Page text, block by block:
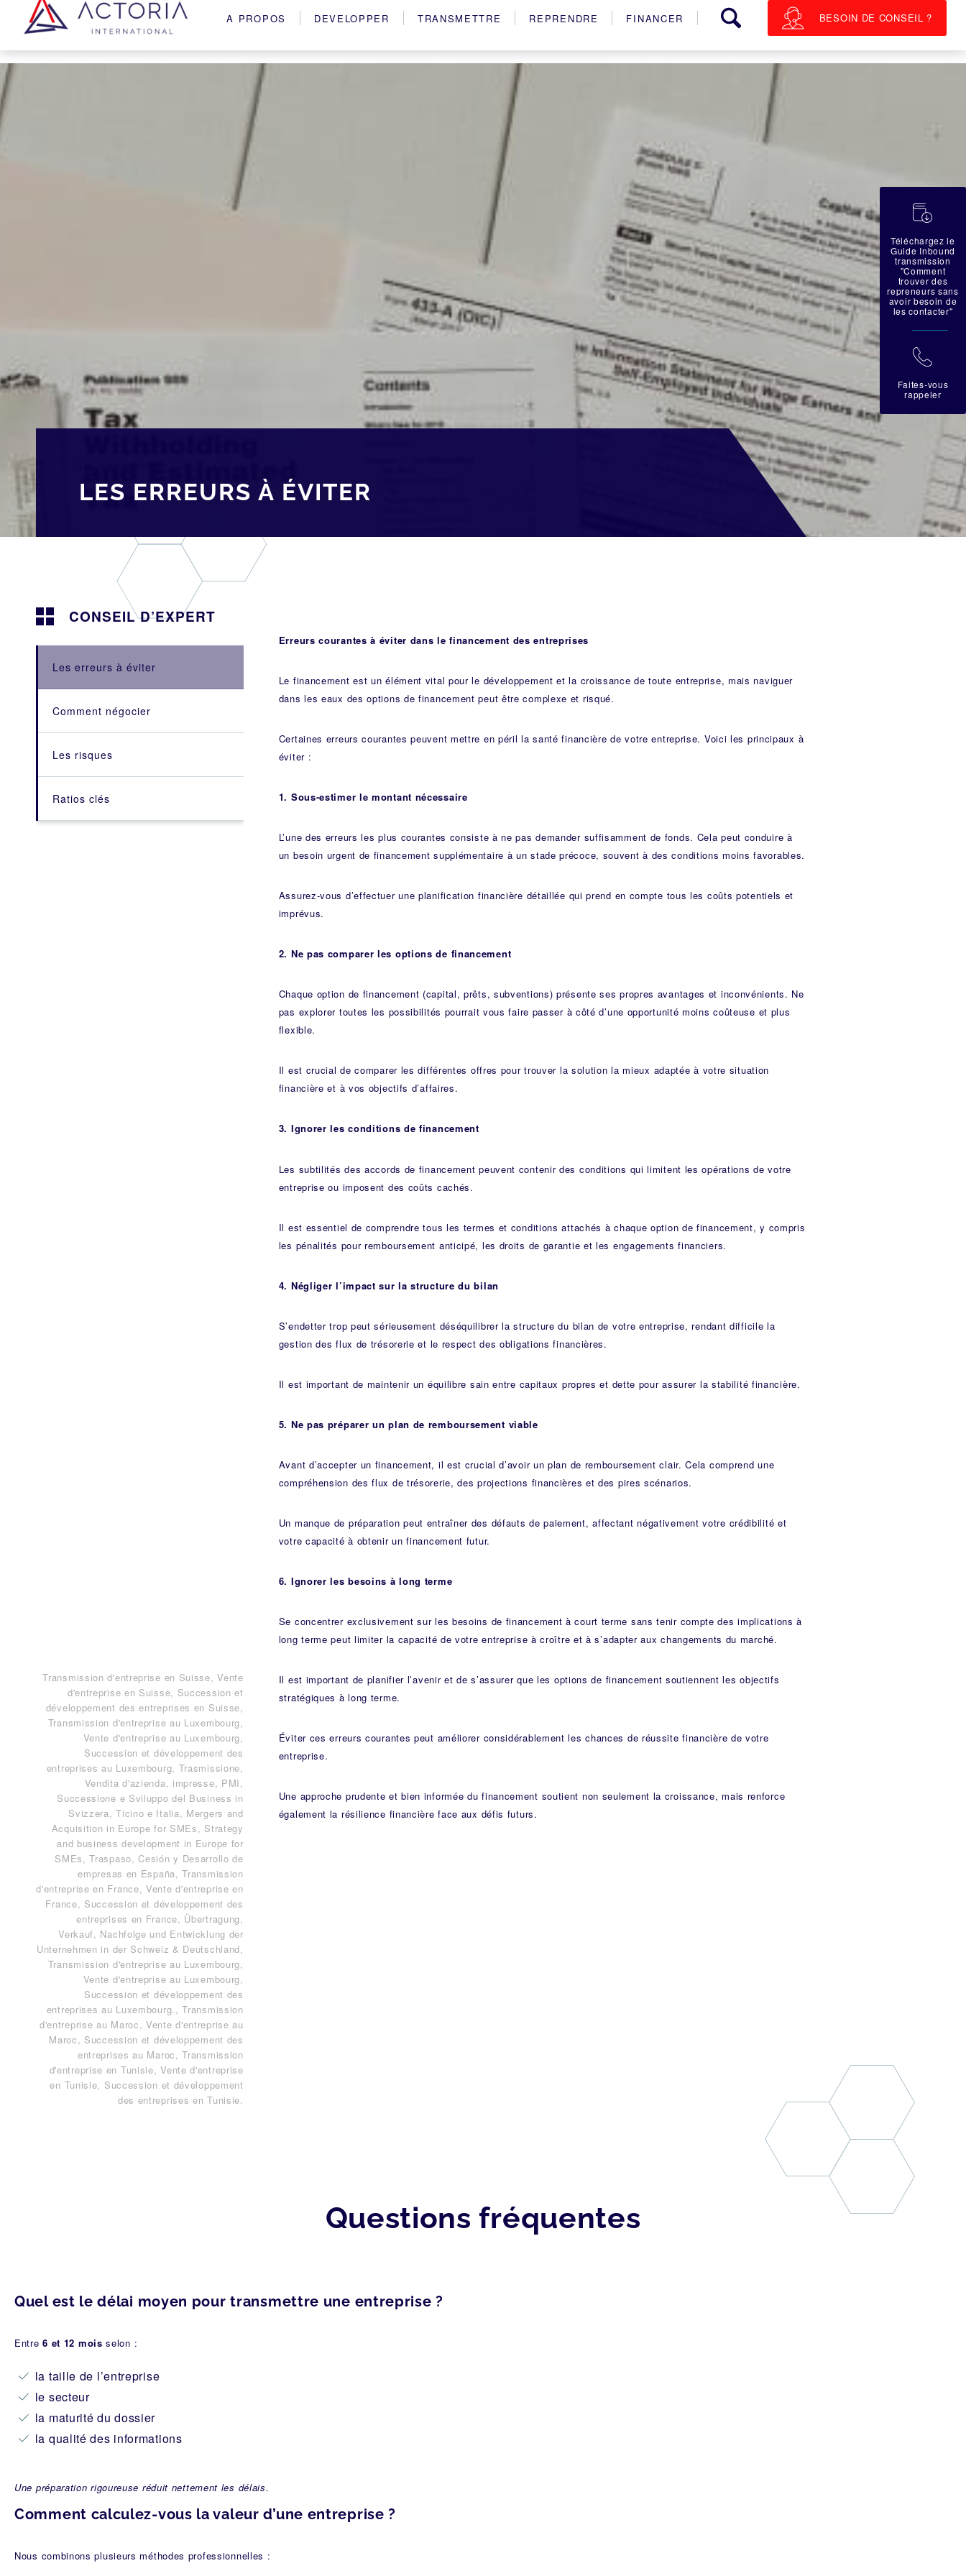
A PROPOS DEVELOPPER TRANSMETTRE REPRENDRE FINANCER BESOIN DE CONSEIL ?
LES ERREURS À ÉVITER
Erreurs courantes à éviter dans le financement des entreprises
Le financement est un élément vital pour le développement et la croissance de toute entreprise, mais naviguer
dans les eaux des options de financement peut être complexe et risqué.
Certaines erreurs courantes peuvent mettre en péril la santé financière de votre entreprise. Voici les principaux à
éviter :
1. Sous-estimer le montant nécessaire
L’une des erreurs les plus courantes consiste à ne pas demander suffisamment de fonds. Cela peut conduire à
un besoin urgent de financement supplémentaire à un stade précoce, souvent à des conditions moins favorables.
Assurez-vous d’effectuer une planification financière détaillée qui prend en compte tous les coûts potentiels et
imprévus.
2. Ne pas comparer les options de financement
Chaque option de financement (capital, prêts, subventions) présente ses propres avantages et inconvénients. Ne
pas explorer toutes les possibilités pourrait vous faire passer à côté d’une opportunité moins coûteuse et plus
flexible.
Il est crucial de comparer les différentes offres pour trouver la solution la mieux adaptée à votre situation
financière et à vos objectifs d’affaires.
3. Ignorer les conditions de financement
Les subtilités des accords de financement peuvent contenir des conditions qui limitent les opérations de votre
entreprise ou imposent des coûts cachés.
Il est essentiel de comprendre tous les termes et conditions attachés à chaque option de financement, y compris
les pénalités pour remboursement anticipé, les droits de garantie et les engagements financiers.
4. Négliger l’impact sur la structure du bilan
S’endetter trop peut sérieusement déséquilibrer la structure du bilan de votre entreprise, rendant difficile la
gestion des flux de trésorerie et le respect des obligations financières.
Il est important de maintenir un équilibre sain entre capitaux propres et dette pour assurer la stabilité financière.
5. Ne pas préparer un plan de remboursement viable
Avant d’accepter un financement, il est crucial d’avoir un plan de remboursement clair. Cela comprend une
compréhension des flux de trésorerie, des projections financières et des pires scénarios.
Un manque de préparation peut entraîner des défauts de paiement, affectant négativement votre crédibilité et
votre capacité à obtenir un financement futur.
6. Ignorer les besoins à long terme
Se concentrer exclusivement sur les besoins de financement à court terme sans tenir compte des implications à
long terme peut limiter la capacité de votre entreprise à croître et à s’adapter aux changements du marché.
Il est important de planifier l’avenir et de s’assurer que les options de financement soutiennent les objectifs
stratégiques à long terme.
Éviter ces erreurs courantes peut améliorer considérablement les chances de réussite financière de votre
entreprise.
Une approche prudente et bien informée du financement soutient non seulement la croissance, mais renforce
également la résilience financière face aux défis futurs.
CONSEIL D’EXPERT
Les erreurs à éviter
Comment négocier
Les risques
Ratios clés
Transmission d'entreprise en Suisse, Vente
d'entreprise en Suisse, Succession et
développement des entreprises en Suisse,
Transmission d'entreprise au Luxembourg,
Vente d'entreprise au Luxembourg,
Succession et développement des
entreprises au Luxembourg, Trasmissione,
Vendita d'azienda, impresse, PMI,
Successione e Sviluppo del Business in
Svizzera, Ticino e Italia, Mergers and
Acquisition in Europe for SMEs, Strategy
and business development in Europe for
SMEs,Traspaso, Cesión y Desarrollo de
empresas en España,Transmission
d'entreprise en France, Vente d'entreprise en
France, Succession et développement des
entreprises en France, Übertragung,
Verkauf, Nachfolge und Entwicklung der
Unternehmen in der Schweiz & Deutschland,
Transmission d'entreprise au Luxembourg,
Vente d'entreprise au Luxembourg,
Succession et développement des
entreprises au Luxembourg.,Transmission
d'entreprise au Maroc, Vente d'entreprise au
Maroc, Succession et développement des
entreprises au Maroc,Transmission
d'entreprise en Tunisie, Vente d'entreprise
en Tunisie, Succession et développement
des entreprises en Tunisie.
Questions fréquentes
Quel est le délai moyen pour transmettre une entreprise ?
Entre6 et 12 mois selon :
la taille de l’entreprise
le secteur
la maturité du dossier
la qualité des informations
Une préparation rigoureuse réduit nettement les délais.
Comment calculez-vous la valeur d’une entreprise ?
Nous combinons plusieurs méthodes professionnelles :
蠟
Téléchargez le
Guide Inbound
transmission
"Comment
trouver des
repreneurs sans
avoir besoin de
les contacter"
拉
Faites-vous
rappeler